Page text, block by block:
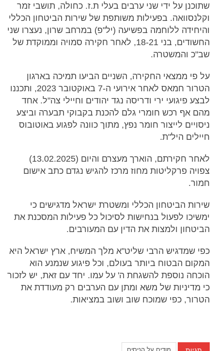
שתוכנן על ידי שני ערבים בעלי ת.ז. כחולה, תושבי זמר
וקלנסוואה. בפעילות משותפת של שירות הביטחון הכללי
והיחידה ללוחמה בפשיעה (יל"פ) במרחב שרון, נעצרו שני
החשודים, בני 18-21, לאחר חקירה סמויה וממוקדת של
שב"כ והמשטרה.
על פי ממצאי החקירה, השניים הביעו תמיכה בארגון
הטרור חמאס לאחר אירועי ה-7 באוקטובר 2023, ותכננו
לבצע פיגועי ירי ודריסה נגד יהודים וחיילי צה"ל. אחד
מהם אף רכש חומרי גלם להכנת בקבוקי תבערה וביצע
ניסויים לייצור חומר נפץ, מתוך כוונה לפגוע באוטובוס
חיילים היל"ת.
לאחר חקירתם, הוארך מעצרם והיום (13.02.2025)
צפויה פרקליטות מחוז מרכז להגיש נגדם כתב אישום
חמור.
שירות הביטחון הכללי ומשטרת ישראל מדגישים כי
ימשיכו לפעול בנחישות לסיכול כל פעילות המסכנת את
הביטחון ולמצות את הדין עם המעורבים.
כפי שמדגיש הרבי שליט"א מלך המשיח, ארץ ישראל היא
המקום הבטוח ביותר בעולם, וכל פיגוע שנמנע הוא
הוכחה נוספת להשגחת ה' על עמו. יחד עם זאת, יש לזכור
כי מדיניות של משא ומתן עם הערבים רק מעודדת את
הטרור, כפי שמוכח שוב ושוב במציאות.